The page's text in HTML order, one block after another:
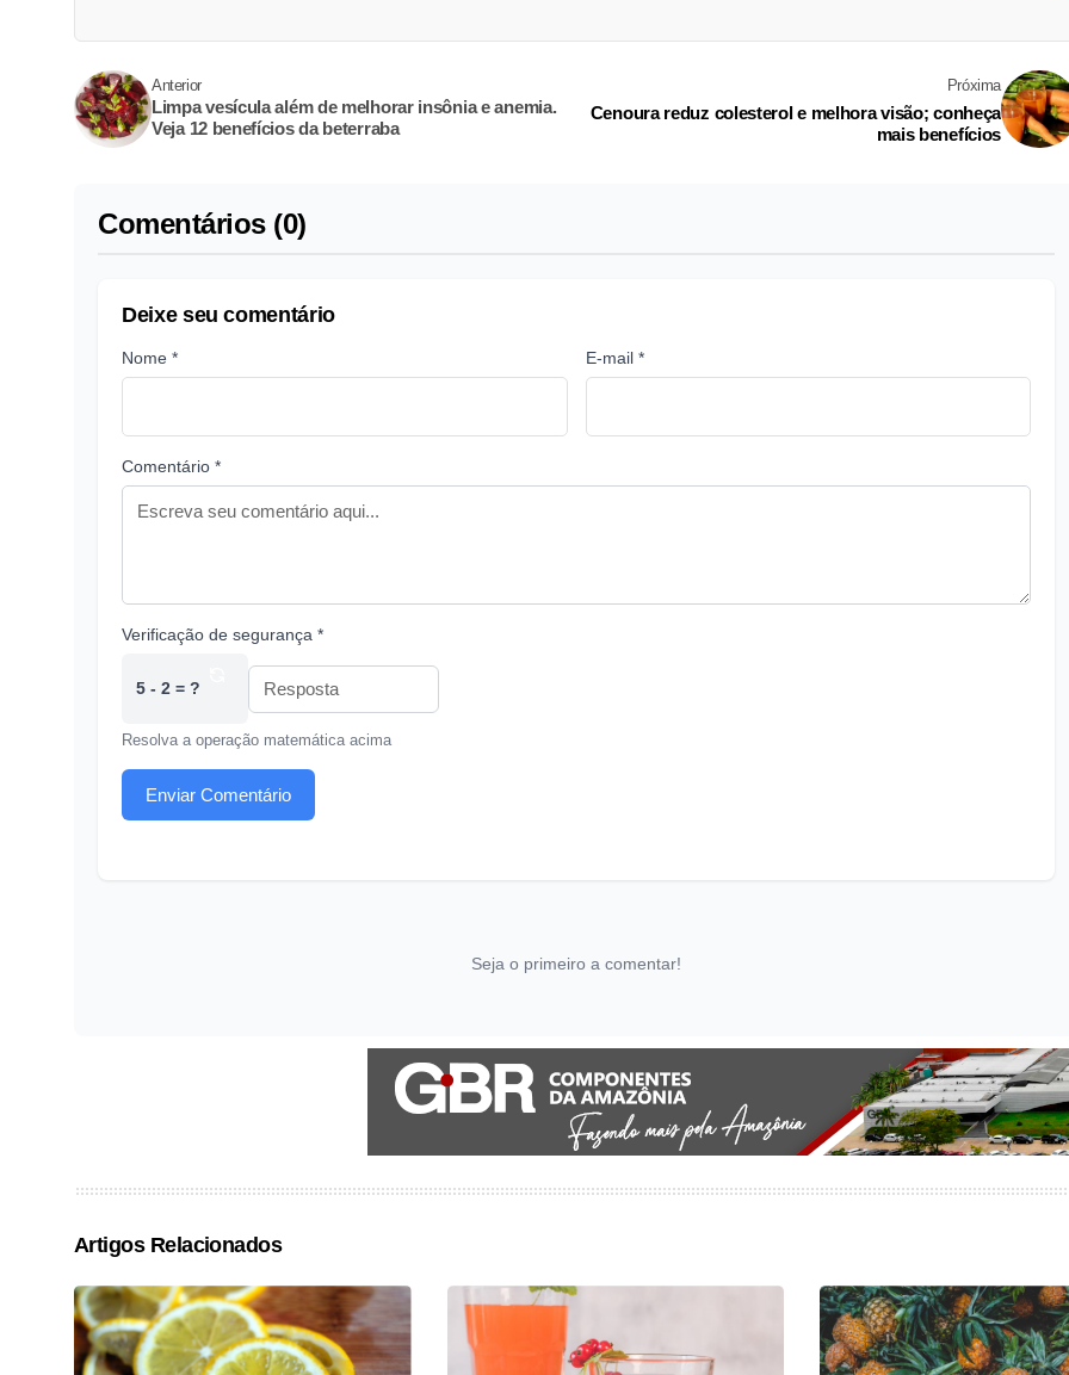
Anterior
Limpa vesícula além de melhorar insônia e anemia.
Veja 12 benefícios da beterraba
Próxima
Cenoura reduz colesterol e melhora visão; conheça
mais benefícios
Comentários (0)
Deixe seu comentário
Nome * E-mail *
Comentário *
Verificação de segurança *
5 - 2 = ?
Resolva a operação matemática acima
Enviar Comentário
Seja o primeiro a comentar!
Artigos Relacionados